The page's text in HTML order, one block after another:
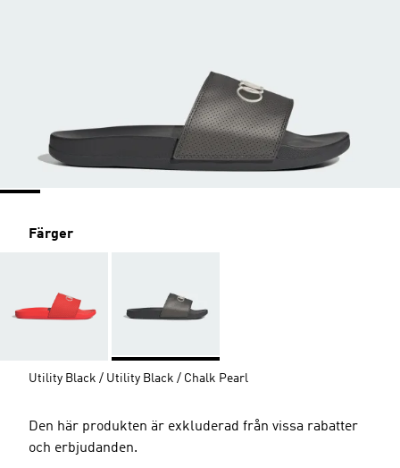
Färger
Utility Black / Utility Black / Chalk Pearl
Den här produkten är exkluderad från vissa rabatter
och erbjudanden.